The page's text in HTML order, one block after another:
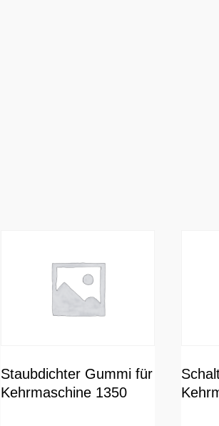
Staubdichter Gummi für
Kehrmaschine 1350